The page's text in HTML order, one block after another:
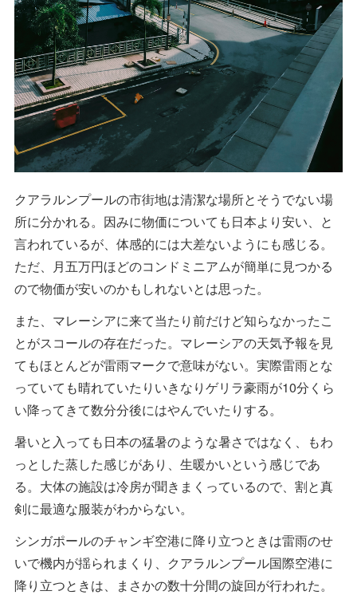
クアラルンプールの市街地は清潔な場所とそうでない場
所に分かれる。因みに物価についても日本より安い、と
言われているが、体感的には大差ないようにも感じる。
ただ、月五万円ほどのコンドミニアムが簡単に見つかる
ので物価が安いのかもしれないとは思った。
また、マレーシアに来て当たり前だけど知らなかったこ
とがスコールの存在だった。マレーシアの天気予報を見
てもほとんどが雷雨マークで意味がない。実際雷雨とな
っていても晴れていたりいきなりゲリラ豪雨が10分くら
い降ってきて数分分後にはやんでいたりする。
暑いと入っても日本の猛暑のような暑さではなく、もわ
っとした蒸した感じがあり、生暖かいという感じであ
る。大体の施設は冷房が聞きまくっているので、割と真
剣に最適な服装がわからない。
シンガポールのチャンギ空港に降り立つときは雷雨のせ
いで機内が揺られまくり、クアラルンプール国際空港に
降り立つときは、まさかの数十分間の旋回が行われた。